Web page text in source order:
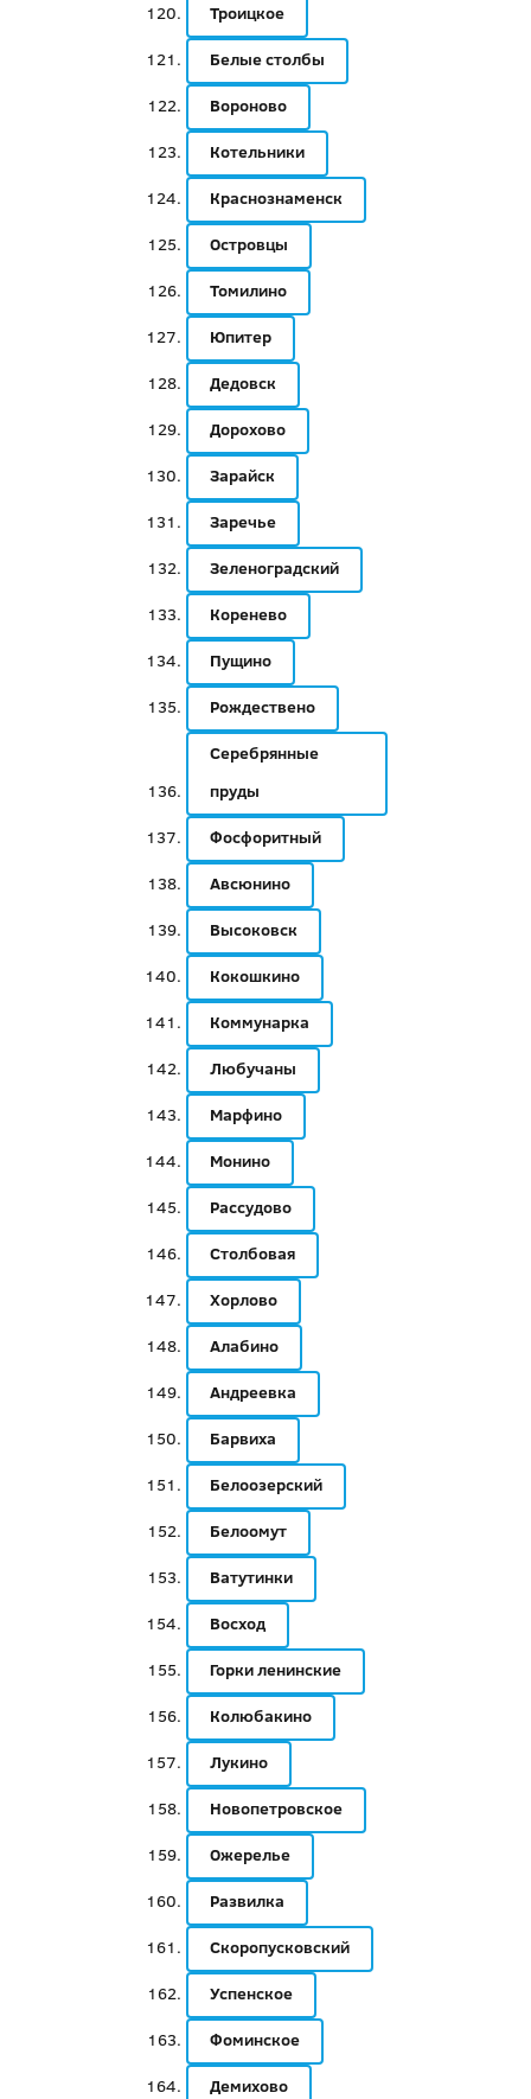
Троицкое
Белые столбы
Вороново
Котельники
Краснознаменск
Островцы
Томилино
Юпитер
Дедовск
Дорохово
Зарайск
Заречье
Зеленоградский
Коренево
Пущино
Рождествено
Серебрянные
пруды
Фосфоритный
Авсюнино
Высоковск
Кокошкино
Коммунарка
Любучаны
Марфино
Монино
Рассудово
Столбовая
Хорлово
Алабино
Андреевка
Барвиха
Белоозерский
Белоомут
Ватутинки
Восход
Горки ленинские
Колюбакино
Лукино
Новопетровское
Ожерелье
Развилка
Скоропусковский
Успенское
Фоминское
Демихово